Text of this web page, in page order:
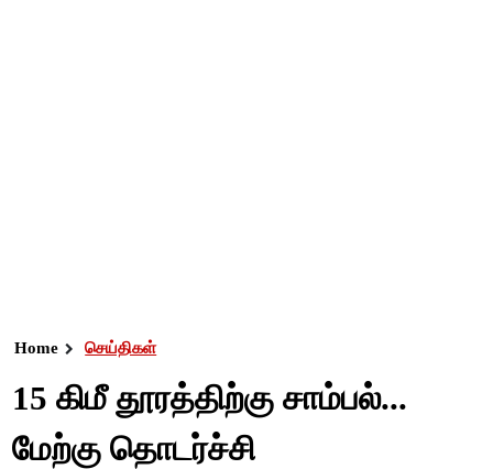
Home செய்திகள்
15 கிமீ தூரத்திற்கு சாம்பல்...
மேற்கு தொடர்ச்சி